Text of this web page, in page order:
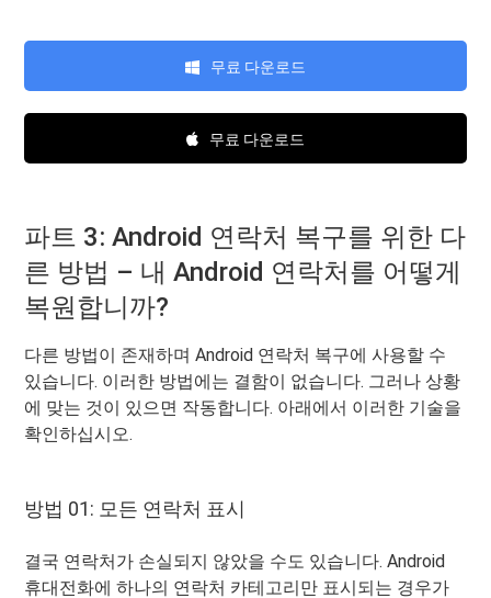
무료 다운로드
무료 다운로드
파트 3: Android 연락처 복구를 위한 다
른 방법 – 내 Android 연락처를 어떻게
복원합니까?
다른 방법이 존재하며 Android 연락처 복구에 사용할 수
있습니다. 이러한 방법에는 결함이 없습니다. 그러나 상황
에 맞는 것이 있으면 작동합니다. 아래에서 이러한 기술을
확인하십시오.
방법 01: 모든 연락처 표시
결국 연락처가 손실되지 않았을 수도 있습니다. Android
휴대전화에 하나의 연락처 카테고리만 표시되는 경우가